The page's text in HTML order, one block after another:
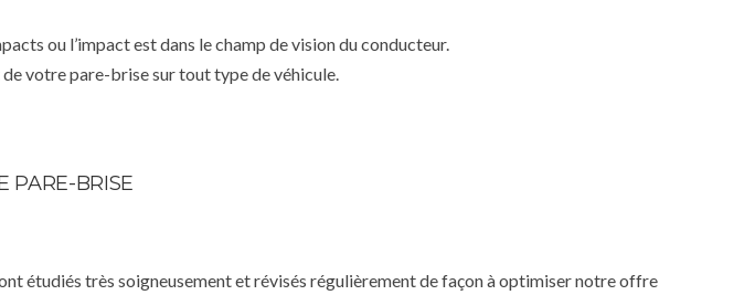
ou l’impact est dans le champ de vision du conducteur.
votre pare-brise sur tout type de véhicule.
PARE-BRISE
étudiés très soigneusement et révisés régulièrement de façon à optimiser notre offre